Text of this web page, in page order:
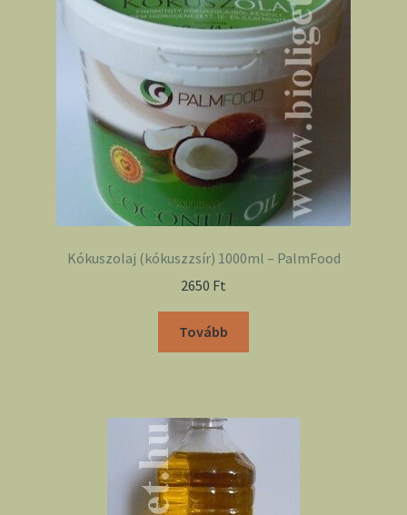
Kókuszolaj (kókuszzsír) 1000ml – PalmFood
2650 Ft
Tovább